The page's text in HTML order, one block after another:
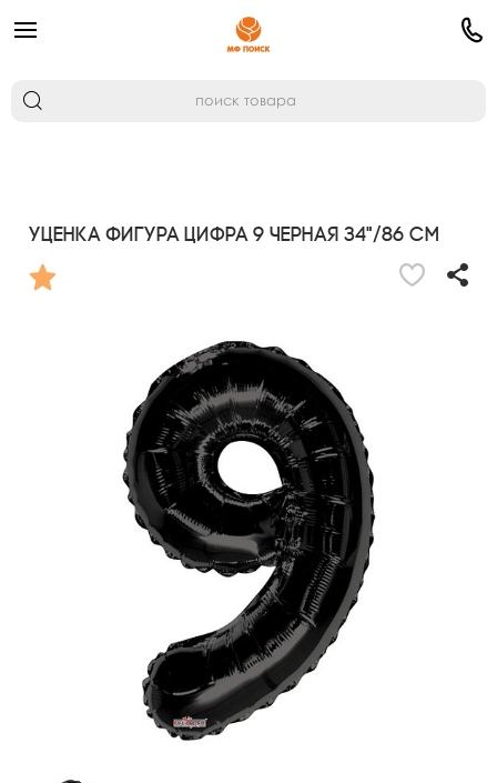
УЦЕНКА Фигура Цифра 9 черная 34"/86 см